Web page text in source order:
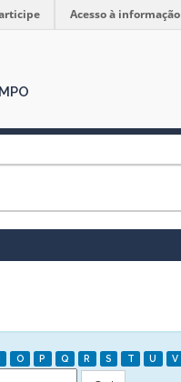
Acesso à informação
O P Q R S T U V